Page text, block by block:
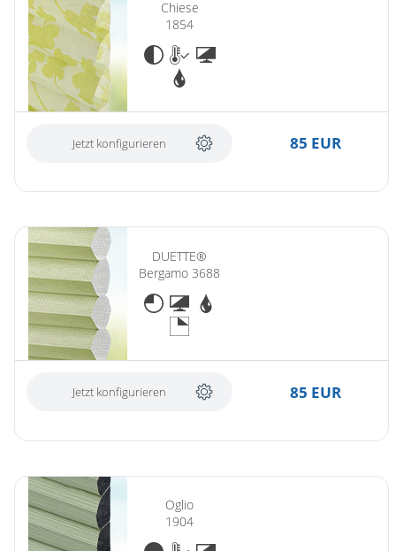
Chiese
1854
Jetzt konfigurieren 85 EUR
DUETTE®
Bergamo 3688
Jetzt konfigurieren 85 EUR
Oglio
1904